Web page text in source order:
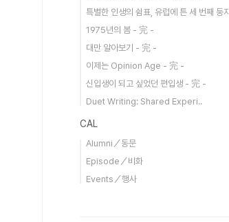
특별한 인생의 쉼표, 유럽에 튼 세 번째 둥지
1975년의 봄 - 完 -
대만 알아보기 - 完 -
이제는 Opinion Age - 完 -
신입생이 되고 싶었던 편입생 - 完 -
Duet Writing: Shared Experi..
CAL
Alumni／동문
Episode／비화
Events／행사